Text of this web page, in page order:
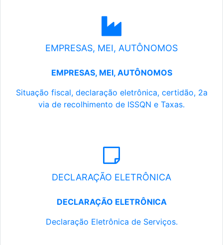
EMPRESAS, MEI, AUTÔNOMOS
EMPRESAS, MEI, AUTÔNOMOS
Situação fiscal, declaração eletrônica, certidão, 2a
via de recolhimento de ISSQN e Taxas.
DECLARAÇÃO ELETRÔNICA
DECLARAÇÃO ELETRÔNICA
Declaração Eletrônica de Serviços.